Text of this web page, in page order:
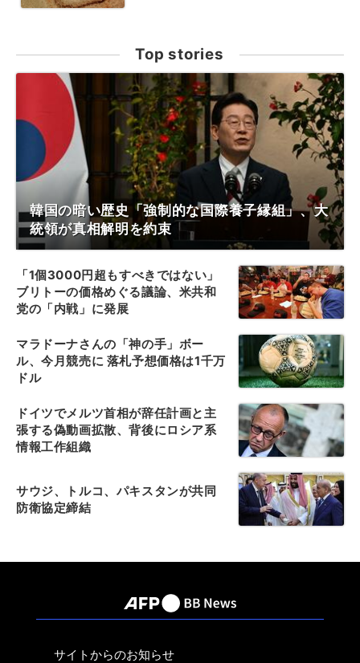
Top stories
韓国の暗い歴史「強制的な国際養子縁組」、大
統領が真相解明を約束
「1個3000円超もすべきではない」
ブリトーの価格めぐる議論、米共和
党の「内戦」に発展
マラドーナさんの「神の手」ボー
ル、今月競売に 落札予想価格は1千万
ドル
ドイツでメルツ首相が辞任計画と主
張する偽動画拡散、背後にロシア系
情報工作組織
サウジ、トルコ、パキスタンが共同
防衛協定締結
サイトからのお知らせ